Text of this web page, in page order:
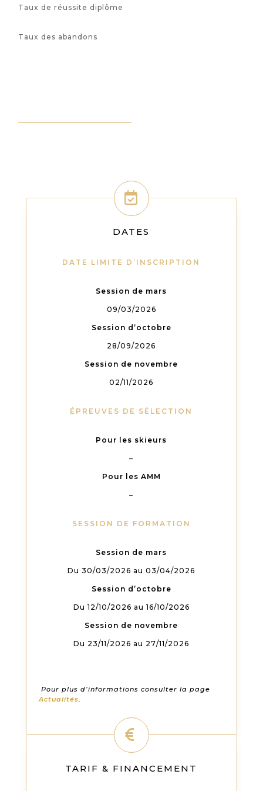
Taux de réussite diplôme
Taux des abandons
DATES
DATE LIMITE D’INSCRIPTION
Session de mars
09/03/2026
Session d’octobre
28/09/2026
Session de novembre
02/11/2026
ÉPREUVES DE SÉLECTION
Pour les skieurs
–
Pour les AMM
–
SESSION DE FORMATION
Session de mars
Du 30/03/2026 au 03/04/2026
Session d’octobre
Du 12/10/2026 au 16/10/2026
Session de novembre
Du 23/11/2026 au 27/11/2026
Pour plus d’informations consulter la page
Actualités.
TARIF & FINANCEMENT